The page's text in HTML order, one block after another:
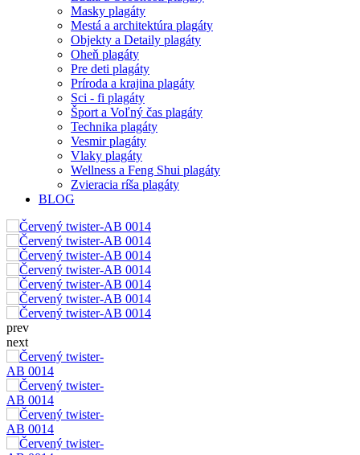
Masky plagáty
Mestá a architektúra plagáty
Objekty a Detaily plagáty
Oheň plagáty
Pre deti plagáty
Príroda a krajina plagáty
Sci - fi plagáty
Šport a Voľný čas plagáty
Technika plagáty
Vesmir plagáty
Vlaky plagáty
Wellness a Feng Shui plagáty
Zvieracia ríša plagáty
BLOG
prev
next